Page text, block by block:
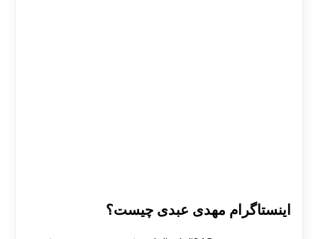
اینستاگرام مهدی عبدی چیست؟